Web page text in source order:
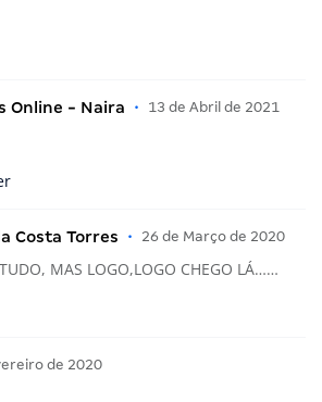
Online - Naira • 13 de Abril de 2021
Costa Torres • 26 de Março de 2020
MAS LOGO,LOGO CHEGO LÁ……
de 2020